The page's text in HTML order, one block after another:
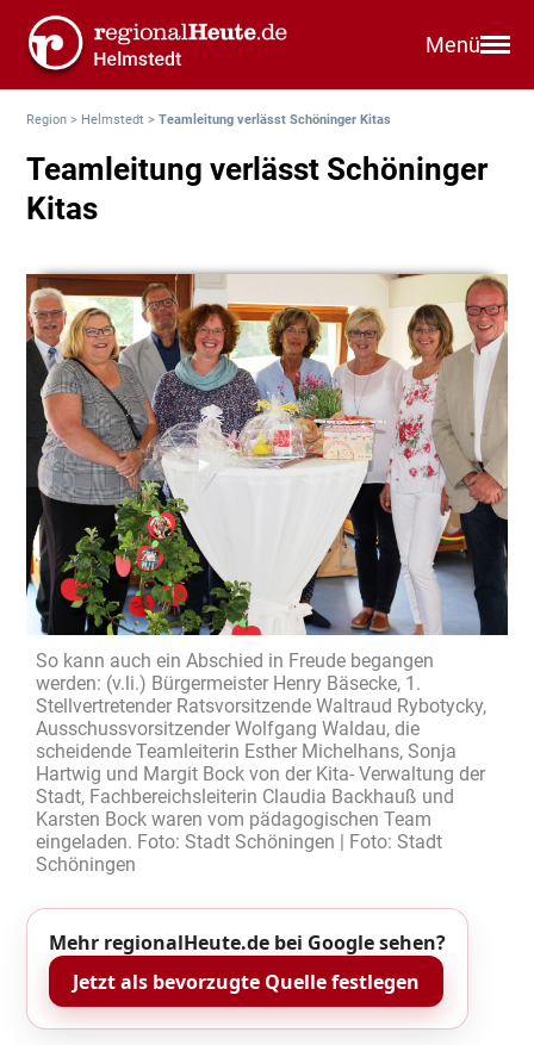
Menü
Region > Helmstedt >Teamleitung verlässt Schöninger Kitas
Teamleitung verlässt Schöninger
Kitas
So kann auch ein Abschied in Freude begangen
werden: (v.li.) Bürgermeister Henry Bäsecke, 1.
Stellvertretender Ratsvorsitzende Waltraud Rybotycky,
Ausschussvorsitzender Wolfgang Waldau, die
scheidende Teamleiterin Esther Michelhans, Sonja
Hartwig und Margit Bock von der Kita- Verwaltung der
Stadt, Fachbereichsleiterin Claudia Backhauß und
Karsten Bock waren vom pädagogischen Team
eingeladen. Foto: Stadt Schöningen | Foto: Stadt
Schöningen
Mehr regionalHeute.de bei Google sehen?
Jetzt als bevorzugte Quelle festlegen